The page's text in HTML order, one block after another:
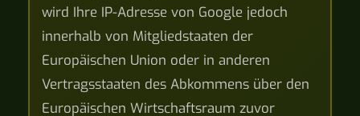
wird Ihre IP-Adresse von Google jedoch
innerhalb von Mitgliedstaaten der
Europäischen Union oder in anderen
Vertragsstaaten des Abkommens über den
Europäischen Wirtschaftsraum zuvor